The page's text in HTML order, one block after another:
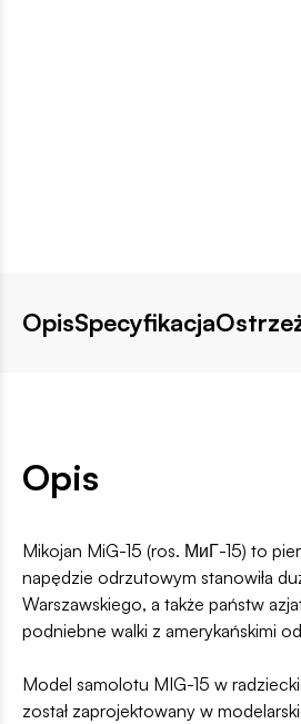
OpisSpecyfikacja
Opis
Mikojan MiG-15 (ros. МиГ-15) to
napędzie odrzutowym stanowiła
Warszawskiego, a także państw
podniebne walki z amerykańskimi
Model samolotu MIG-15 w
został zaprojektowany w